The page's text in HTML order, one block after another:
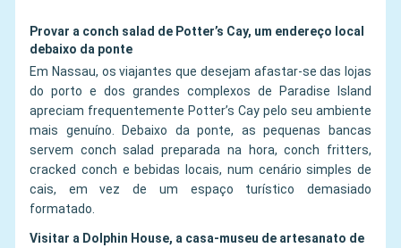
Provar a conch salad de Potter’s Cay, um endereço local
debaixo da ponte
Em Nassau, os viajantes que desejam afastar-se das lojas
do porto e dos grandes complexos de Paradise Island
apreciam frequentemente Potter’s Cay pelo seu ambiente
mais genuíno. Debaixo da ponte, as pequenas bancas
servem conch salad preparada na hora, conch fritters,
cracked conch e bebidas locais, num cenário simples de
cais, em vez de um espaço turístico demasiado
formatado.
Visitar a Dolphin House, a casa-museu de artesanato de